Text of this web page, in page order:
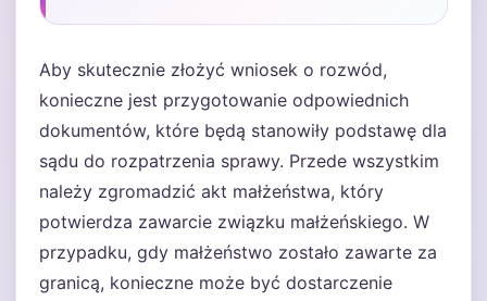
Aby skutecznie złożyć wniosek o rozwód,
konieczne jest przygotowanie odpowiednich
dokumentów, które będą stanowiły podstawę dla
sądu do rozpatrzenia sprawy. Przede wszystkim
należy zgromadzić akt małżeństwa, który
potwierdza zawarcie związku małżeńskiego. W
przypadku, gdy małżeństwo zostało zawarte za
granicą, konieczne może być dostarczenie